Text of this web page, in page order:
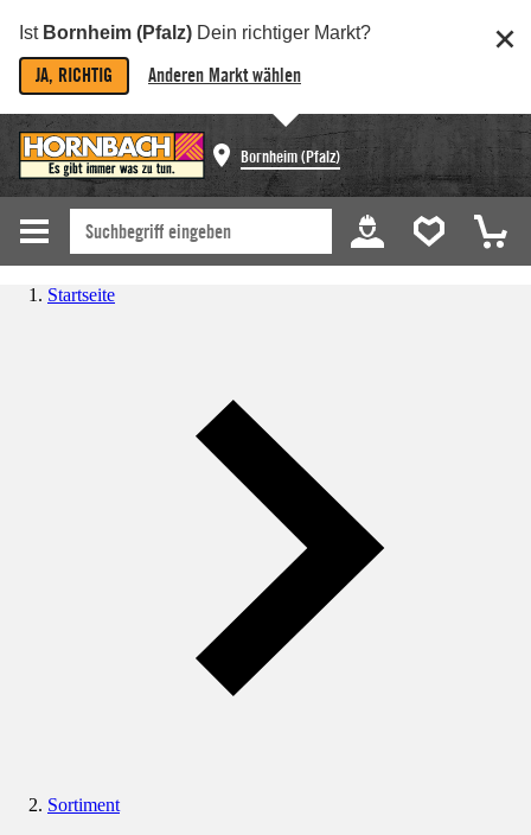
Ist Bornheim (Pfalz) Dein richtiger Markt?
JA, RICHTIG Anderen Markt wählen
Bornheim (Pfalz)
Startseite
Sortiment